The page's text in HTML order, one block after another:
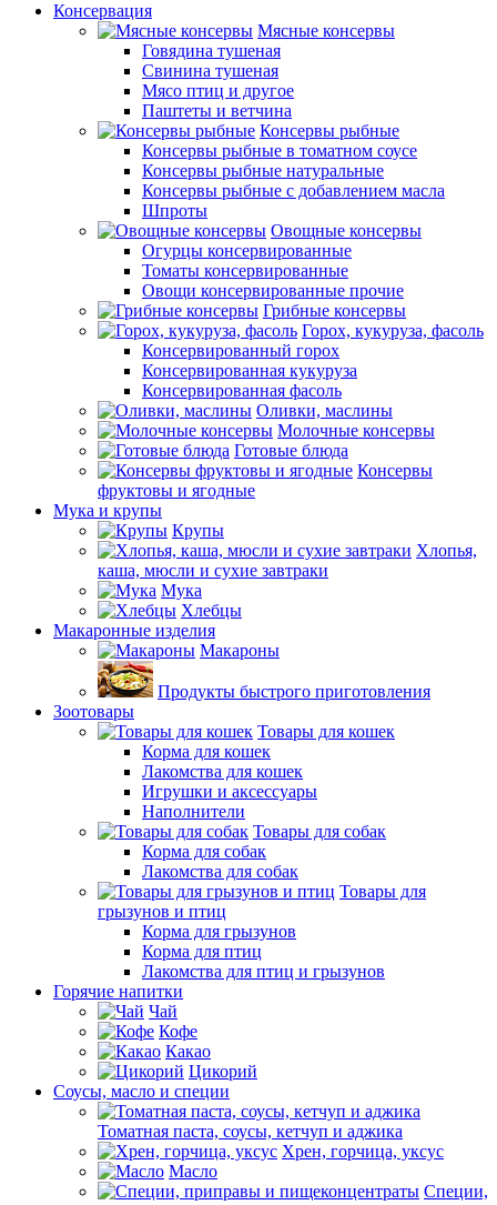
Консервация
Мясные консервы
Говядина тушеная
Свинина тушеная
Мясо птиц и другое
Паштеты и ветчина
Консервы рыбные
Консервы рыбные в томатном соусе
Консервы рыбные натуральные
Консервы рыбные с добавлением масла
Шпроты
Овощные консервы
Огурцы консервированные
Томаты консервированные
Овощи консервированные прочие
Грибные консервы
Горох, кукуруза, фасоль
Консервированный горох
Консервированная кукуруза
Консервированная фасоль
Оливки, маслины
Молочные консервы
Готовые блюда
Консервы
фруктовы и ягодные
Мука и крупы
Крупы
Хлопья,
каша, мюсли и сухие завтраки
Мука
Хлебцы
Макаронные изделия
Макароны
Продукты быстрого приготовления
Зоотовары
Товары для кошек
Корма для кошек
Лакомства для кошек
Игрушки и аксессуары
Наполнители
Товары для собак
Корма для собак
Лакомства для собак
Товары для
грызунов и птиц
Корма для грызунов
Корма для птиц
Лакомства для птиц и грызунов
Горячие напитки
Чай
Кофе
Какао
Цикорий
Соусы, масло и специи
Томатная паста, соусы, кетчуп и аджика
Хрен, горчица, уксус
Масло
Специи,